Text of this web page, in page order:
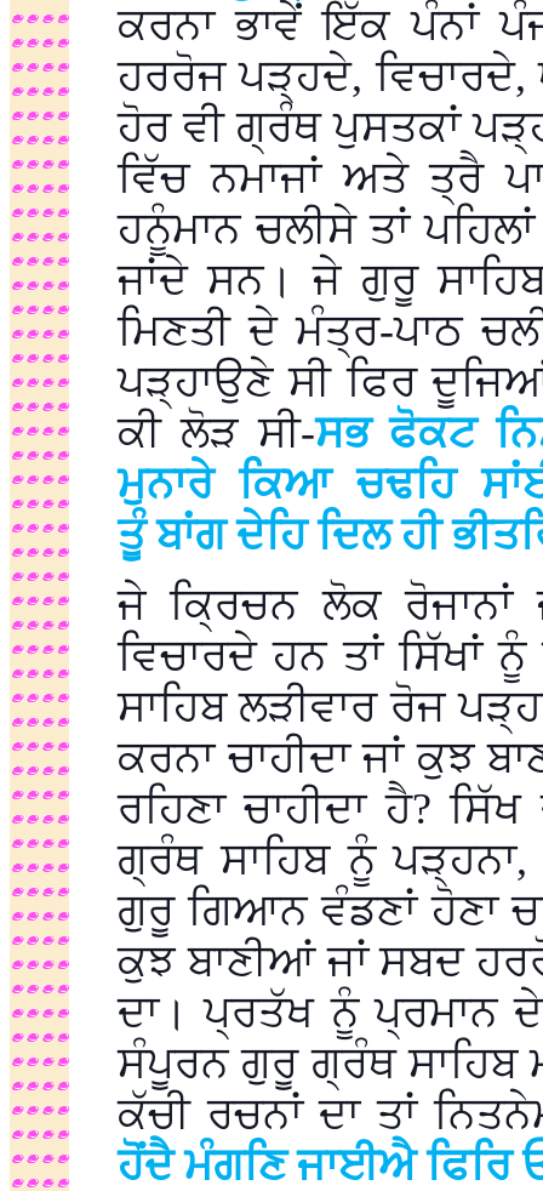
ਕਰਨਾ ਭਾਵੇਂ ਇੱਕ ਪੰਨਾਂ
ਹਰਰੋਜ ਪੜ੍ਹਦੇ,
ਹੋਰ ਵੀ ਗ੍ਰੰਥ ਪੁਸਤਕਾਂ
ਵਿੱਚ ਨਮਾਜਾਂ ਅਤੇ ਤ੍ਰੈ
ਹਨੂੰਮਾਨ ਚਲੀਸੇ ਤਾਂ
ਜਾਂਦੇ ਸਨ। ਜੇ ਗੁਰੂ
ਮਿਣਤੀ ਦੇ ਮੰਤ੍ਰ-ਪਾਠ
ਪੜ੍ਹਾਉਣੇ ਸੀ ਫਿਰ
ਕੀ ਲੋੜ ਸੀ-ਸਭ ਫੋਕਟ
ਮੁਨਾਰੇ ਕਿਆ ਚਢਹਿ
ਤੂੰ ਬਾਂਗ ਦੇਹਿ ਦਿਲ ਹੀ
ਜੇ ਕ੍ਰਿਚਨ ਲੋਕ ਰੋਜਾਨਾਂ
ਵਿਚਾਰਦੇ ਹਨ ਤਾਂ ਸਿੱਖਾਂ
ਸਾਹਿਬ ਲੜੀਵਾਰ ਰੋਜ
ਕਰਨਾ ਚਾਹੀਦਾ ਜਾਂ ਕੁਝ
ਰਹਿਣਾ ਚਾਹੀਦਾ ਹੈ?
ਗ੍ਰੰਥ ਸਾਹਿਬ ਨੂੰ ਪੜ੍ਹਨਾ,
ਗੁਰੂ ਗਿਆਨ ਵੰਡਣਾਂ ਹੋਣਾ
ਕੁਝ ਬਾਣੀਆਂ ਜਾਂ ਸਬਦ
ਦਾ। ਪ੍ਰਤੱਖ ਨੂੰ ਪ੍ਰਮਾਨ
ਸੰਪੂਰਨ ਗੁਰੂ ਗ੍ਰੰਥ ਸਾਹਿਬ
ਕੱਚੀ ਰਚਨਾਂ ਦਾ ਤਾਂ
ਹੋਂਦੈ ਮੰਗਣਿ ਜਾਈਐ ਫਿਰਿ